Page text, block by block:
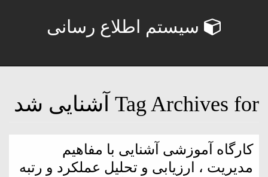
سیستم اطلاع رسانی
Tag Archives for آشنایی شد
كارگاه آموزشى آشنایی با مفاهیم
مدیریت ، ارزیابی و تحلیل عملکرد و رتبه